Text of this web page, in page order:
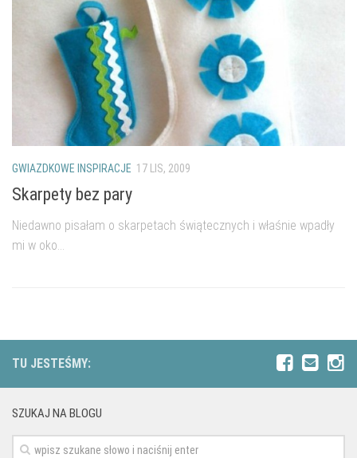
GWIAZDKOWE INSPIRACJE 17 LIS, 2009
Skarpety bez pary
Niedawno pisałam o skarpetach świątecznych i właśnie wpadły
mi w oko...
TU JESTEŚMY:
SZUKAJ NA BLOGU